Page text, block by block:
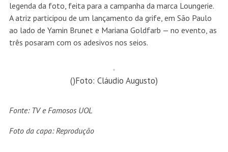
legenda da foto, feita para a campanha da marca Loungerie.
A atriz participou de um lançamento da grife, em São Paulo
ao lado de Yamin Brunet e Mariana Goldfarb — no evento, as
três posaram com os adesivos nos seios.
()Foto: Cláudio Augusto)
Fonte: TV e Famosos UOL
Foto da capa: Reprodução